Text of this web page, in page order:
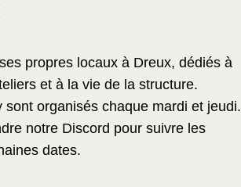
propres locaux à Dreux, dédiés à
et à la vie de la structure.
sont organisés chaque mardi et jeudi.
notre Discord pour suivre les
dates.